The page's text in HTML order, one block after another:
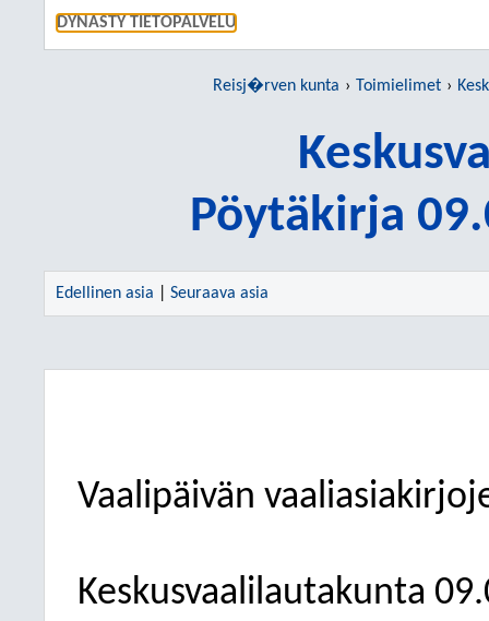
DYNASTY TIETOPALVELU
Reisj�rven kunta Toimielimet
Pöytäkirja
Edellinen asia Seuraava asia
Vaalipäivän
Keskusvaalilautakunta